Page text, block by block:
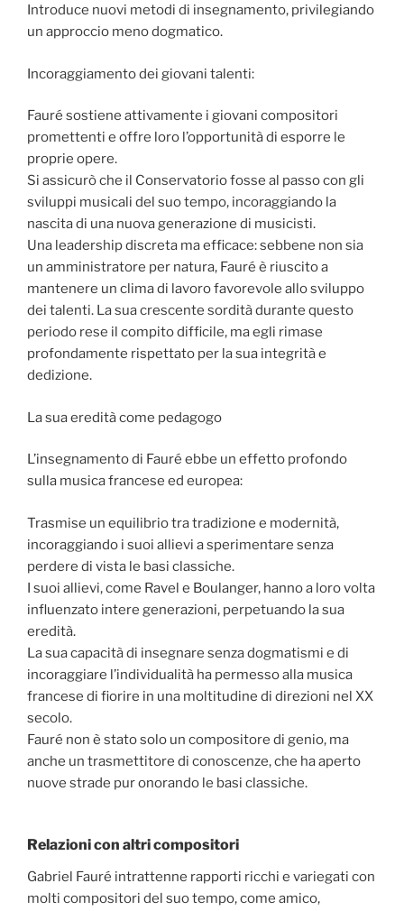
Introduce nuovi metodi di insegnamento, privilegiando
un approccio meno dogmatico.
Incoraggiamento dei giovani talenti:
Fauré sostiene attivamente i giovani compositori
promettenti e offre loro l’opportunità di esporre le
proprie opere.
Si assicurò che il Conservatorio fosse al passo con gli
sviluppi musicali del suo tempo, incoraggiando la
nascita di una nuova generazione di musicisti.
Una leadership discreta ma efficace: sebbene non sia
un amministratore per natura, Fauré è riuscito a
mantenere un clima di lavoro favorevole allo sviluppo
dei talenti. La sua crescente sordità durante questo
periodo rese il compito difficile, ma egli rimase
profondamente rispettato per la sua integrità e
dedizione.
La sua eredità come pedagogo
L’insegnamento di Fauré ebbe un effetto profondo
sulla musica francese ed europea:
Trasmise un equilibrio tra tradizione e modernità,
incoraggiando i suoi allievi a sperimentare senza
perdere di vista le basi classiche.
I suoi allievi, come Ravel e Boulanger, hanno a loro volta
influenzato intere generazioni, perpetuando la sua
eredità.
La sua capacità di insegnare senza dogmatismi e di
incoraggiare l’individualità ha permesso alla musica
francese di fiorire in una moltitudine di direzioni nel XX
secolo.
Fauré non è stato solo un compositore di genio, ma
anche un trasmettitore di conoscenze, che ha aperto
nuove strade pur onorando le basi classiche.
Relazioni con altri compositori
Gabriel Fauré intrattenne rapporti ricchi e variegati con
molti compositori del suo tempo, come amico,